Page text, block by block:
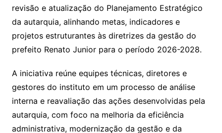
revisão e atualização do Planejamento Estratégico
da autarquia, alinhando metas, indicadores e
projetos estruturantes às diretrizes da gestão do
prefeito Renato Junior para o período 2026-2028.
A iniciativa reúne equipes técnicas, diretores e
gestores do instituto em um processo de análise
interna e reavaliação das ações desenvolvidas pela
autarquia, com foco na melhoria da eficiência
administrativa, modernização da gestão e da